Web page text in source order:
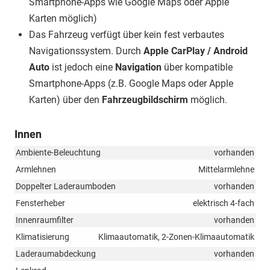
Karten möglich)
Das Fahrzeug verfügt über kein fest verbautes
Navigationssystem. Durch Apple CarPlay / Android
Auto ist jedoch eine Navigation über kompatible
Smartphone-Apps (z.B. Google Maps oder Apple
Karten) über den Fahrzeugbildschirm möglich.
Innen
Ambiente-Beleuchtung
vorhanden
Armlehnen
Mittelarmlehne
Doppelter Laderaumboden
vorhanden
Fensterheber
elektrisch 4-fach
Innenraumfilter
vorhanden
Klimatisierung
Klimaautomatik, 2-Zonen-Klimaautomatik
Laderaumabdeckung
vorhanden